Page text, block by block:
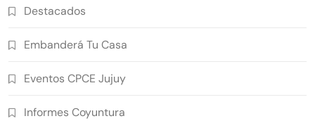
Destacados
Embanderá Tu Casa
Eventos CPCE Jujuy
Informes Coyuntura